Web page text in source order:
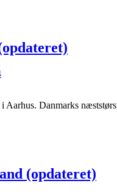
Aarhus. Danmarks
(opdateret)